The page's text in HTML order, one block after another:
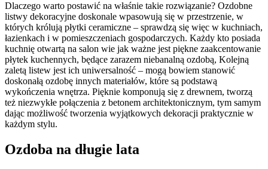
Dlaczego warto postawić na właśnie takie rozwiązanie? Ozdobne
listwy dekoracyjne doskonale wpasowują się w przestrzenie, w
których królują płytki ceramiczne – sprawdzą się więc w kuchniach,
łazienkach i w pomieszczeniach gospodarczych. Każdy kto posiada
kuchnię otwartą na salon wie jak ważne jest piękne zaakcentowanie
płytek kuchennych, będące zarazem niebanalną ozdobą, Kolejną
zaletą listew jest ich uniwersalność – mogą bowiem stanowić
doskonałą ozdobę innych materiałów, które są podstawą
wykończenia wnętrza. Pięknie komponują się z drewnem, tworzą
też niezwykłe połączenia z betonem architektonicznym, tym samym
dając możliwość tworzenia wyjątkowych dekoracji praktycznie w
każdym stylu.
Ozdoba na długie lata